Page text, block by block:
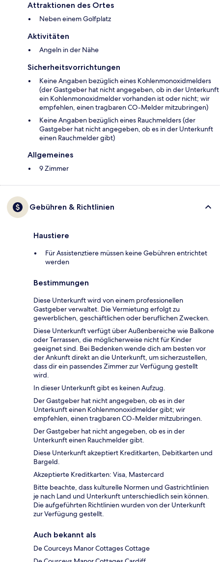
Attraktionen des Ortes
Neben einem Golfplatz
Aktivitäten
Angeln in der Nähe
Sicherheitsvorrichtungen
Keine Angaben bezüglich eines Kohlenmonoxidmelders
(der Gastgeber hat nicht angegeben, ob in der Unterkunft
ein Kohlenmonoxidmelder vorhanden ist oder nicht; wir
empfehlen, einen tragbaren CO-Melder mitzubringen)
Keine Angaben bezüglich eines Rauchmelders (der
Gastgeber hat nicht angegeben, ob es in der Unterkunft
einen Rauchmelder gibt)
Allgemeines
9 Zimmer
Gebühren & Richtlinien
Haustiere
Für Assistenztiere müssen keine Gebühren entrichtet
werden
Bestimmungen
Diese Unterkunft wird von einem professionellen
Gastgeber verwaltet. Die Vermietung erfolgt zu
gewerblichen, geschäftlichen oder beruflichen Zwecken.
Diese Unterkunft verfügt über Außenbereiche wie Balkone
oder Terrassen, die möglicherweise nicht für Kinder
geeignet sind. Bei Bedenken wende dich am besten vor
der Ankunft direkt an die Unterkunft, um sicherzustellen,
dass dir ein passendes Zimmer zur Verfügung gestellt
wird.
In dieser Unterkunft gibt es keinen Aufzug.
Der Gastgeber hat nicht angegeben, ob es in der
Unterkunft einen Kohlenmonoxidmelder gibt; wir
empfehlen, einen tragbaren CO-Melder mitzubringen.
Der Gastgeber hat nicht angegeben, ob es in der
Unterkunft einen Rauchmelder gibt.
Diese Unterkunft akzeptiert Kreditkarten, Debitkarten und
Bargeld.
Akzeptierte Kreditkarten: Visa, Mastercard
Bitte beachte, dass kulturelle Normen und Gastrichtlinien
je nach Land und Unterkunft unterschiedlich sein können.
Die aufgeführten Richtlinien wurden von der Unterkunft
zur Verfügung gestellt.
Auch bekannt als
De Courceys Manor Cottages Cottage